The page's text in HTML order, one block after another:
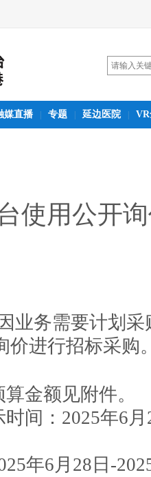
媒直播 专题 延边医院
使用公开
业务需要计划
价进行招标采购
金额见附件。
间：2025年6
年6月28日-